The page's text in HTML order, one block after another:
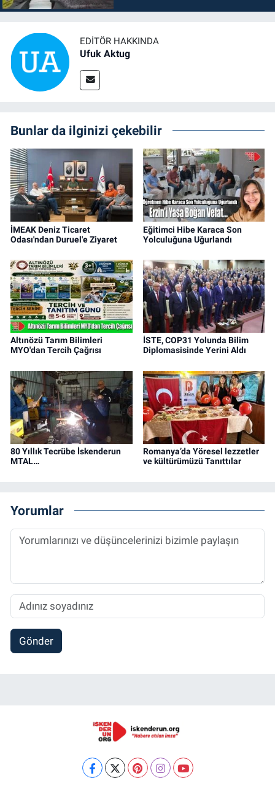
EDITÖR HAKKINDA
Ufuk Aktug
Bunlar da ilginizi çekebilir
İMEAK Deniz Ticaret
Odası'ndan Duruel'e Ziyaret
Eğitimci Hibe Karaca Son
Yolculuğuna Uğurlandı
Altınözü Tarım Bilimleri
MYO'dan Tercih Çağrısı
İSTE, COP31 Yolunda Bilim
Diplomasisinde Yerini Aldı
80 Yıllık Tecrübe İskenderun
MTAL…
Romanya’da Yöresel lezzetler
ve kültürümüzü Tanıttılar
Yorumlar
Gönder